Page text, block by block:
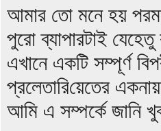
আমার তো মনে হয়
পুরো ব্যাপারটাই
এখানে একটি সম্পূর্ণ
প্রলেতারি‌য়েতের
আমি এ সম্পর্কে জানি